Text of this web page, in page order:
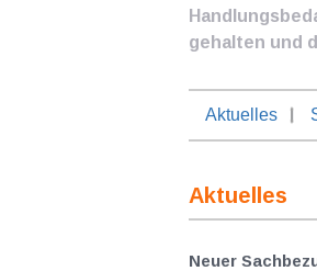
gehalten und
Aktuelles
Aktuelles
Neuer